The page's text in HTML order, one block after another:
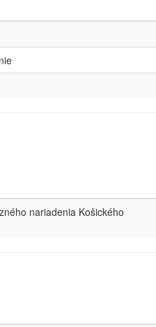
nariadenia Košického